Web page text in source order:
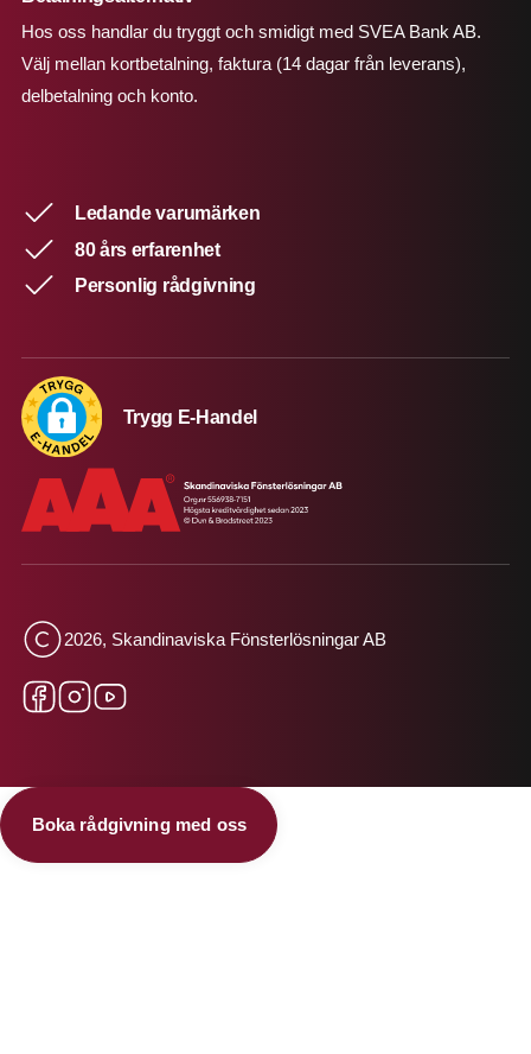
Hos oss handlar du tryggt och smidigt med SVEA Bank AB.
Välj mellan kortbetalning, faktura (14 dagar från leverans),
delbetalning och konto.
Ledande varumärken
80 års erfarenhet
Personlig rådgivning
Trygg E-Handel
2026, Skandinaviska Fönsterlösningar AB
Boka rådgivning med oss